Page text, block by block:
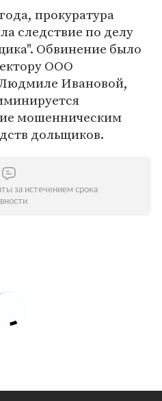
прокуратура
следствие по делу
Обвинение было
ООО
Ивановой,
мошенническим
дольщиков.
за истечением срока